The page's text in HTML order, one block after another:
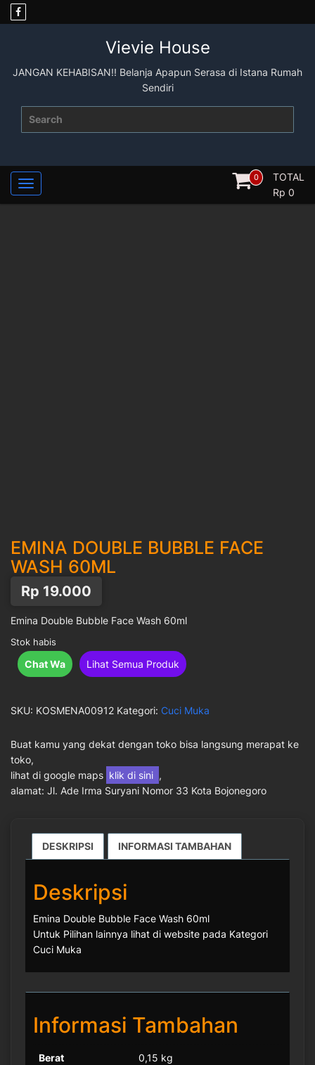
Skip
to
Vievie House
JANGAN KEHABISAN!! Belanja Apapun Serasa di Istana Rumah
Sendiri
0
TOTAL
Rp 0
EMINA DOUBLE BUBBLE FACE
WASH 60ML
Rp 19.000
Emina Double Bubble Face Wash 60ml
Stok habis
Chat Wa Lihat Semua Produk
SKU: KOSMENA00912 Kategori: Cuci Muka
Buat kamu yang dekat dengan toko bisa langsung merapat ke
toko,
lihat di google maps klik di sini ,
alamat: Jl. Ade Irma Suryani Nomor 33 Kota Bojonegoro
DESKRIPSI INFORMASI TAMBAHAN
Deskripsi
Emina Double Bubble Face Wash 60ml
Untuk Pilihan lainnya lihat di website pada Kategori
Cuci Muka
Informasi Tambahan
Berat 0,15 kg